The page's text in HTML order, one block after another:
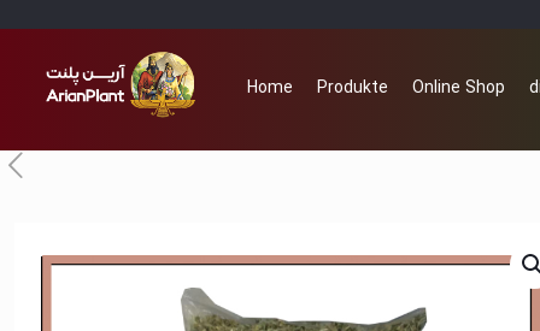
Home Produkte Online Shop